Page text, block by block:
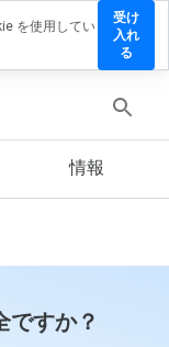
情報
すか？
を使用してい
受け
入れ
る